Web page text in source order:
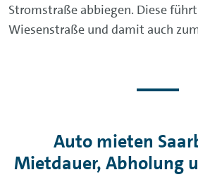
Stromstraße abbiegen. Diese
Wiesenstraße und damit auch
Auto mieten
Mietdauer, Abholung